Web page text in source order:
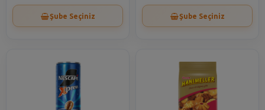
Şube Seçiniz Şube Seçiniz